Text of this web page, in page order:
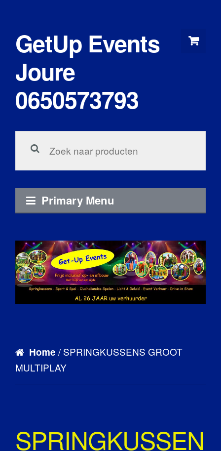
content
GetUp Events
Joure
0650573793
voor:
Primary Menu
Home / SPRINGKUSSENS GROOT
MULTIPLAY
SPRINGKUSSEN